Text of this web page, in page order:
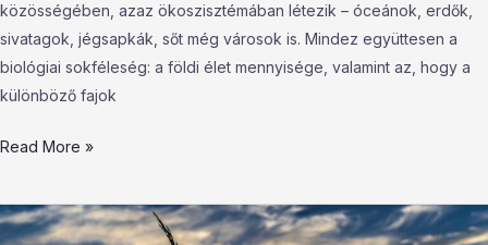
közösségében, azaz ökoszisztémában létezik – óceánok, erdők,
sivatagok, jégsapkák, sőt még városok is. Mindez együttesen a
biológiai sokféleség: a földi élet mennyisége, valamint az, hogy a
különböző fajok
Read More »
Biogazdálkodás,